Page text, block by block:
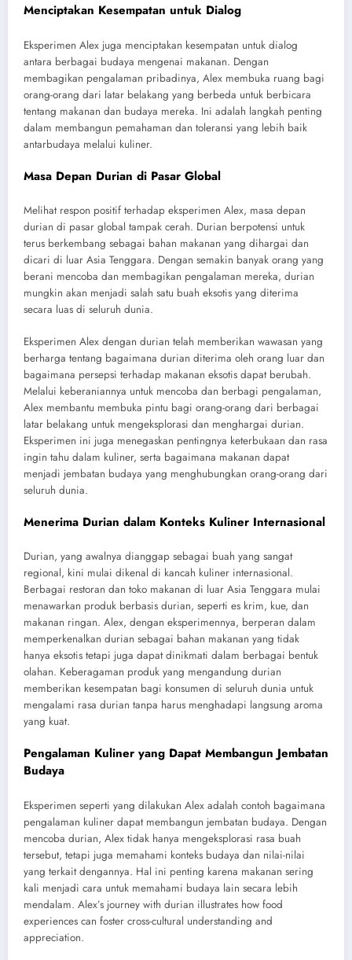
Menciptakan Kesempatan untuk Dialog
Eksperimen Alex juga menciptakan kesempatan untuk dialog
antara berbagai budaya mengenai makanan. Dengan
membagikan pengalaman pribadinya, Alex membuka ruang bagi
orang-orang dari latar belakang yang berbeda untuk berbicara
tentang makanan dan budaya mereka. Ini adalah langkah penting
dalam membangun pemahaman dan toleransi yang lebih baik
antarbudaya melalui kuliner.
Masa Depan Durian di Pasar Global
Melihat respon positif terhadap eksperimen Alex, masa depan
durian di pasar global tampak cerah. Durian berpotensi untuk
terus berkembang sebagai bahan makanan yang dihargai dan
dicari di luar Asia Tenggara. Dengan semakin banyak orang yang
berani mencoba dan membagikan pengalaman mereka, durian
mungkin akan menjadi salah satu buah eksotis yang diterima
secara luas di seluruh dunia.
Eksperimen Alex dengan durian telah memberikan wawasan yang
berharga tentang bagaimana durian diterima oleh orang luar dan
bagaimana persepsi terhadap makanan eksotis dapat berubah.
Melalui keberaniannya untuk mencoba dan berbagi pengalaman,
Alex membantu membuka pintu bagi orang-orang dari berbagai
latar belakang untuk mengeksplorasi dan menghargai durian.
Eksperimen ini juga menegaskan pentingnya keterbukaan dan rasa
ingin tahu dalam kuliner, serta bagaimana makanan dapat
menjadi jembatan budaya yang menghubungkan orang-orang dari
seluruh dunia.
Menerima Durian dalam Konteks Kuliner Internasional
Durian, yang awalnya dianggap sebagai buah yang sangat
regional, kini mulai dikenal di kancah kuliner internasional.
Berbagai restoran dan toko makanan di luar Asia Tenggara mulai
menawarkan produk berbasis durian, seperti es krim, kue, dan
makanan ringan. Alex, dengan eksperimennya, berperan dalam
memperkenalkan durian sebagai bahan makanan yang tidak
hanya eksotis tetapi juga dapat dinikmati dalam berbagai bentuk
olahan. Keberagaman produk yang mengandung durian
memberikan kesempatan bagi konsumen di seluruh dunia untuk
mengalami rasa durian tanpa harus menghadapi langsung aroma
yang kuat.
Pengalaman Kuliner yang Dapat Membangun Jembatan
Budaya
Eksperimen seperti yang dilakukan Alex adalah contoh bagaimana
pengalaman kuliner dapat membangun jembatan budaya. Dengan
mencoba durian, Alex tidak hanya mengeksplorasi rasa buah
tersebut, tetapi juga memahami konteks budaya dan nilai-nilai
yang terkait dengannya. Hal ini penting karena makanan sering
kali menjadi cara untuk memahami budaya lain secara lebih
mendalam. Alex’s journey with durian illustrates how food
experiences can foster cross-cultural understanding and
appreciation.